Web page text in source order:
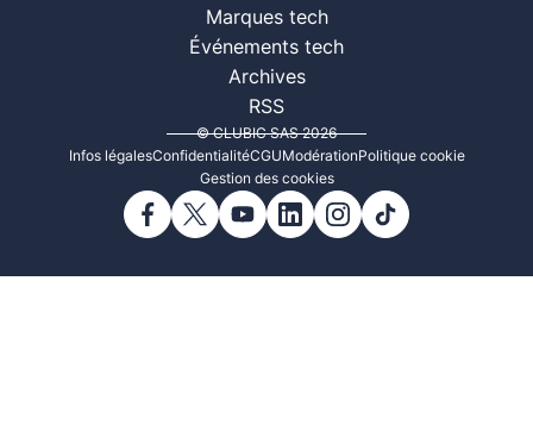
Marques tech
Événements tech
Archives
RSS
© CLUBIC SAS 2026
Infos légalesConfidentialitéCGUModérationPolitique cookie
Gestion des cookies